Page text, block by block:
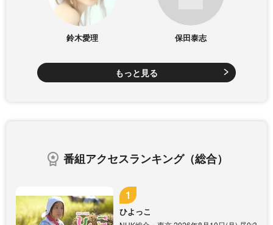
鈴木愛理 保田泰志
もっと見る
番組アクセスランキング（総合）
ひよっこ